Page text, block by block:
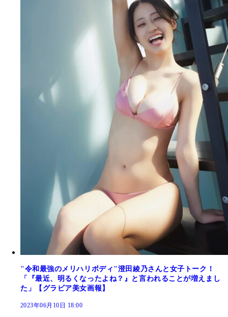
"令和最強のメリハリボディ"澄田綾乃さんと女子トーク！
「『最近、明るくなったよね？』と言われることが増えまし
た」【グラビア美女画報】
2023年06月10日 18:00